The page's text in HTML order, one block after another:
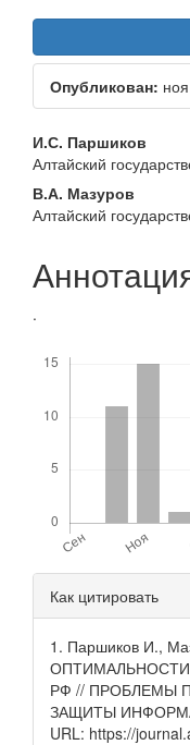
Статья
боковой
панели
Опубликован:
Основное
статьи
И.С. Паршиков
Алтайский
В.А. Мазуров
Алтайский
.
Детали
статьи
Как цитировать
1. Паршиков И.,
ОПТИМАЛЬНОСТИ
РФ // ПРОБЛЕМЫ
ЗАЩИТЫ
URL: https://